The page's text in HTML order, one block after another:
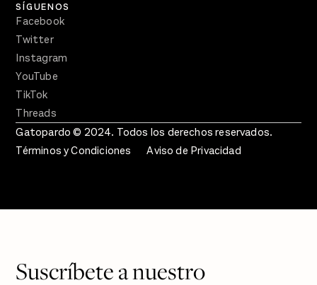
SÍGUENOS
Facebook
Twitter
Instagram
YouTube
TikTok
Threads
Gatopardo © 2024. Todos los derechos reservados.
Términos y Condiciones
Aviso de Privacidad
Suscríbete a nuestro